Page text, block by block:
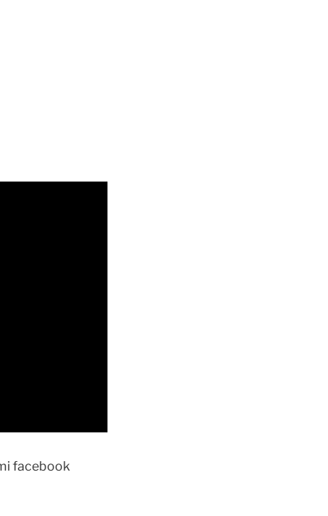
facebook